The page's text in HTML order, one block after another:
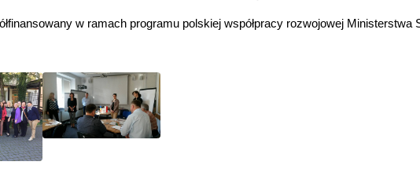
w ramach programu polskiej współpracy rozwojowej Ministerstwa